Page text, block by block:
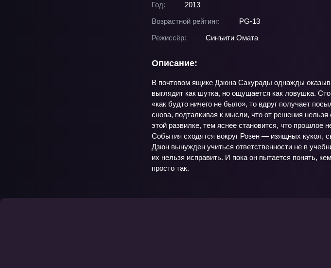
Год:
2013
Возрастной рейтинг:
PG-13
Режиссёр:
Синъити Омата
Описание:
В почтовом ящике Дзюна Сакурады однажды
выглядит как шутка, но ощущается как ловушка.
«как будто ничего не было», то вдруг получает
снова, подталкивая к мысли, что от решения
этой развилке, тем яснее становится, что прошлое
События сходятся вокруг Розен — изящных кукол,
Дзюн вынужден учиться ответственности не в
их нельзя исправить. И пока он пытается понять,
просто так.